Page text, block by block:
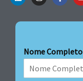
Nome Completo